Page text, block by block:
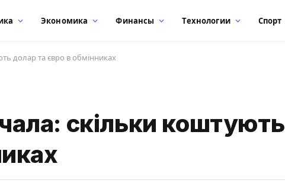
Экономика Финансы Технологии Спорт
долар та євро в обмінниках
скільки коштують